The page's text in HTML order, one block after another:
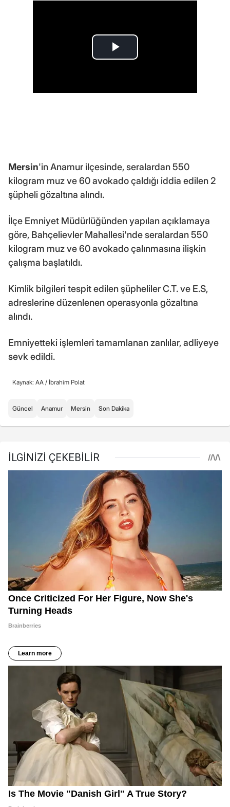
Mersin'in Anamur ilçesinde, seralardan 550
kilogram muz ve 60 avokado çaldığı iddia edilen 2
şüpheli gözaltına alındı.
İlçe Emniyet Müdürlüğünden yapılan açıklamaya
göre, Bahçelievler Mahallesi'nde seralardan 550
kilogram muz ve 60 avokado çalınmasına ilişkin
çalışma başlatıldı.
Kimlik bilgileri tespit edilen şüpheliler C.T. ve E.S,
adreslerine düzenlenen operasyonla gözaltına
alındı.
Emniyetteki işlemleri tamamlanan zanlılar, adliyeye
sevk edildi.
Kaynak: AA / İbrahim Polat
Güncel Anamur Mersin Son Dakika